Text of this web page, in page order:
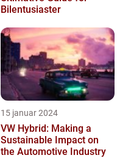
Bilentusiaster
15 januar 2024
VW Hybrid: Making a
Sustainable Impact on
the Automotive Industry